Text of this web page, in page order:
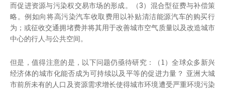
而促进资源与污染权交易市场的形成。（3）混合型征费与补偿策
略。例如向将高污染汽车收取费用以补贴清洁能源汽车的购买行
为；或征收交通拥堵费并将其用于改善城市空气质量以及改造城市
中心的行人与公共空间。
但是，值得注意的是，以下问题仍亟待研究：（1）全球众多新兴
经济体的城市化能否成为可持续以及平等的促进力量？ 亚洲大城
市前所未有的人口及资源需求增长使得城市环境遭受严重环境污染